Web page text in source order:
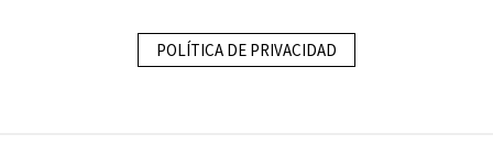
POLÍTICA DE PRIVACIDAD